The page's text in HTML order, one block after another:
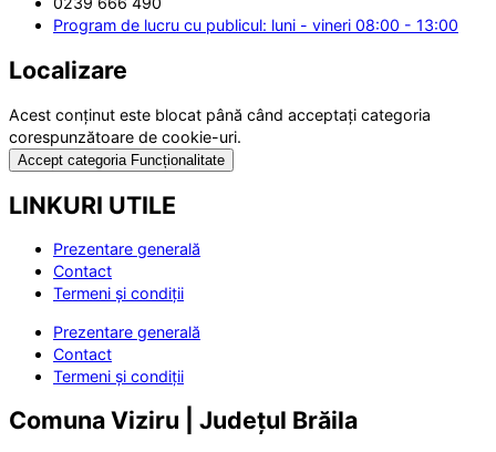
Program de lucru cu publicul: luni - vineri 08:00 - 13:00
Localizare
Acest conținut este blocat până când acceptați categoria
corespunzătoare de cookie-uri.
Accept categoria Funcționalitate
LINKURI UTILE
Prezentare generală
Contact
Termeni și condiții
Prezentare generală
Contact
Termeni și condiții
Comuna Viziru | Județul Brăila